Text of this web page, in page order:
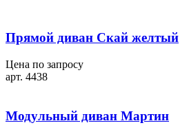
Прямой диван Скай желтый
Цена по запросу
арт. 4438
Модульный диван Мартин